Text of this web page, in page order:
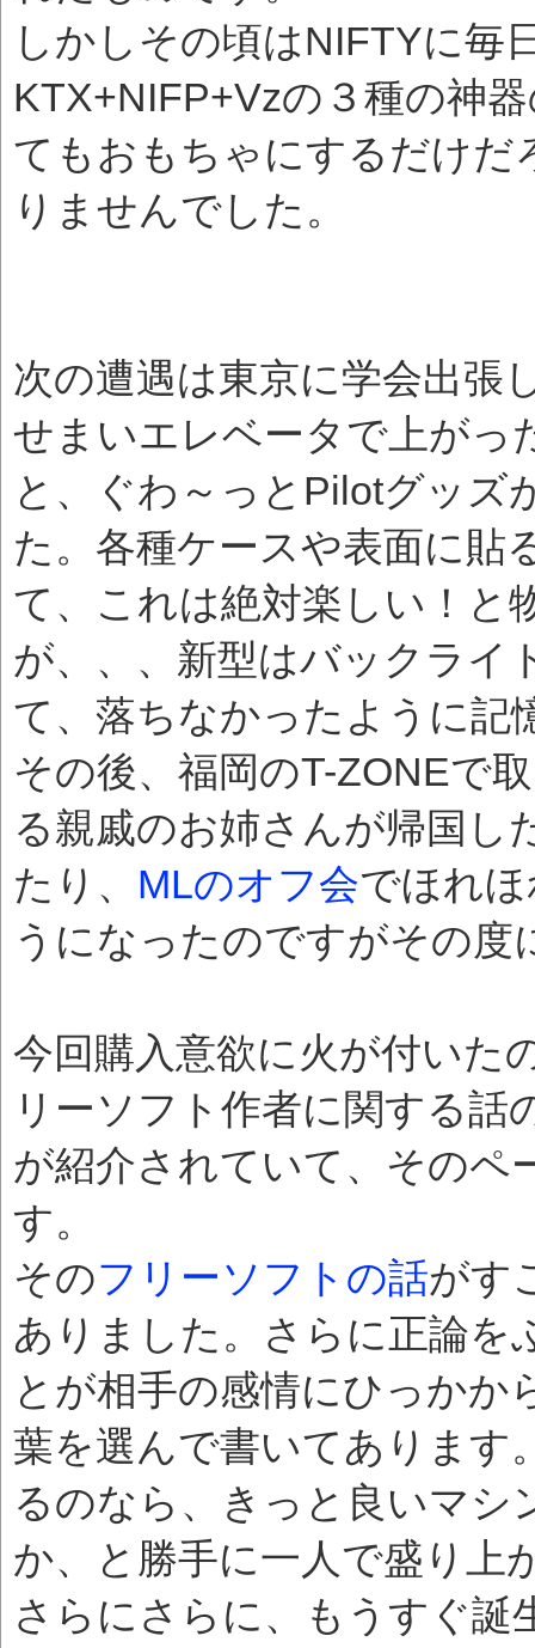
しかしその頃はNIFTYに毎
KTX+NIFP+Vzの３種の神
てもおもちゃにするだけだ
りませんでした。
次の遭遇は東京に学会出張
せまいエレベータで上がっ
と、ぐわ～っとPilotグッズ
た。各種ケースや表面に貼
て、これは絶対楽しい！と
が、、、新型はバックライ
て、落ちなかったように記
その後、福岡のT-ZONEで
る親戚のお姉さんが帰国し
たり、 MLのオフ会でほれ
うになったのですがその
今回購入意欲に火が付いた
リーソフト作者に関する話
が紹介されていて、そのペ
す。
そのフリーソフトの話がす
ありました。さらに正論を
とが相手の感情にひっかか
葉を選んで書いてあります
るのなら、きっと良いマシ
か、と勝手に一人で盛り上
さらにさらに、もうすぐ誕